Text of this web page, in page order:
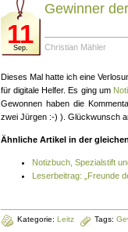
11
Sep.
Gewinner
Christian Mähler
Dieses Mal hatte ich eine
für digitale Helfer. Es ging um
Gewonnen haben die
zwei Jürgen :-) ). Glückwunsch
Ähnliche Artikel in der
Notizbuch, Spezialstift
Leserbeitrag: „Freunde
Kategorie: Leitz Tags: